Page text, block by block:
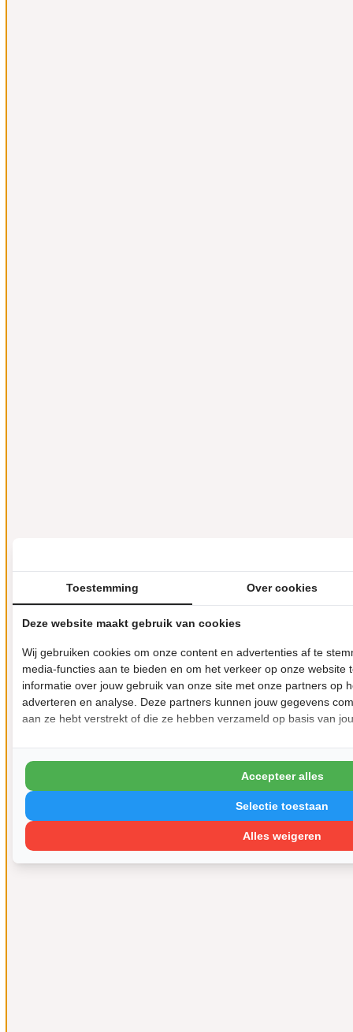
Toestemming Over cookies
Deze website maakt gebruik van cookies
Wij gebruiken cookies om onze content en advertenties af te
media-functies aan te bieden en om het verkeer op onze website
informatie over jouw gebruik van onze site met onze partners op
adverteren en analyse. Deze partners kunnen jouw gegevens
aan ze hebt verstrekt of die ze hebben verzameld op basis van
Alles weigeren
Selectie toestaan
Accepteer alles